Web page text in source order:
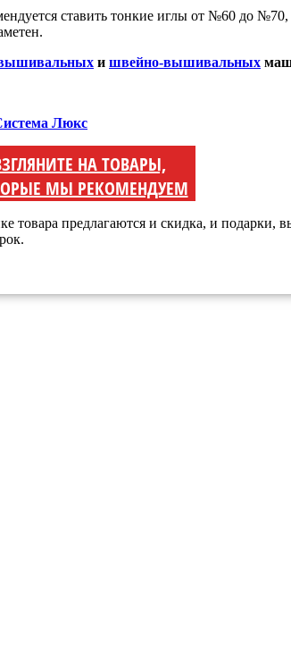
ставить тонкие иглы от №60 до №70,
и швейно-вышивальных
Люкс
НА ТОВАРЫ,
МЫ РЕКОМЕНДУЕМ
товара предлагаются и скидка, и подарки,